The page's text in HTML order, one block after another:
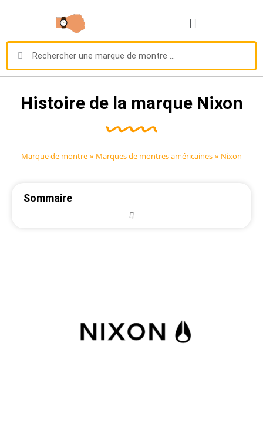
Histoire de la marque Nixon
Marque de montre » Marques de montres américaines » Nixon
Sommaire